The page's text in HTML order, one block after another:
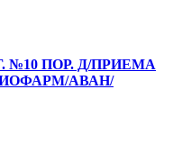
№10 ПОР. Д/ПРИЕМА
АВАН/